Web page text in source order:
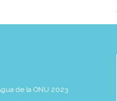
de la ONU 2023